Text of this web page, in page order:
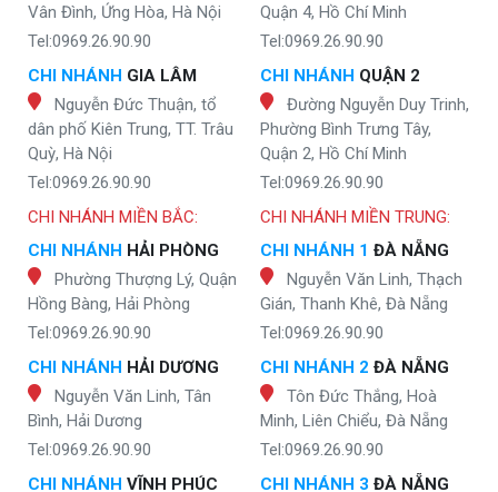
Vân Đình, Ứng Hòa, Hà Nội
Tel:0969.26.90.90
CHI NHÁNH GIA LÂM
Nguyễn Đức Thuận, tổ
dân phố Kiên Trung, TT. Trâu
Quỳ, Hà Nội
Tel:0969.26.90.90
Quận 4, Hồ Chí Minh
Tel:0969.26.90.90
CHI NHÁNH QUẬN 2
Đường Nguyễn Duy Trinh,
Phường Bình Trưng Tây,
Quận 2, Hồ Chí Minh
Tel:0969.26.90.90
CHI NHÁNH MIỀN BẮC:
CHI NHÁNH HẢI PHÒNG
Phường Thượng Lý, Quận
Hồng Bàng, Hải Phòng
Tel:0969.26.90.90
CHI NHÁNH HẢI DƯƠNG
Nguyễn Văn Linh, Tân
Bình, Hải Dương
Tel:0969.26.90.90
CHI NHÁNH VĨNH PHÚC
CHI NHÁNH MIỀN TRUNG:
CHI NHÁNH 1 ĐÀ NẴNG
Nguyễn Văn Linh, Thạch
Gián, Thanh Khê, Đà Nẵng
Tel:0969.26.90.90
CHI NHÁNH 2 ĐÀ NẴNG
Tôn Đức Thắng, Hoà
Minh, Liên Chiểu, Đà Nẵng
Tel:0969.26.90.90
CHI NHÁNH 3 ĐÀ NẴNG